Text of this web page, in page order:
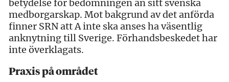
betydelse för bedömningen än sitt svenska
medborgarskap. Mot bakgrund av det anförda
finner SRN att A inte ska anses ha väsentlig
anknytning till Sverige. Förhandsbeskedet har
inte överklagats.
Praxis på området